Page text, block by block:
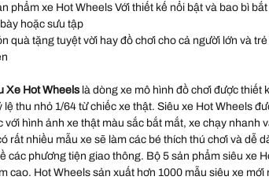
phẩm xe Hot Wheels Với thiết kế nổi bật và bao bì
hoặc sưu tập
quà tặng tuyệt vời hay đồ chơi cho cả người lớn và
Xe Hot Wheelslà dòng xe mô hình đồ chơi được thiết
lệ thu nhỏ 1/64 từ chiếc xe thật. Siêu xe Hot Wheels
với hình ảnh xe thật màu sắc bắt mắt, xe chạy nhanh
rất nhiều mẫu xe sẽ làm các bé thích thú chơi và dễ
các phương tiện giao thông. Bộ 5 sản phẩm siêu xe
cao. Hot Wheels sản xuất hơn 1000 mẫu siêu xe mới